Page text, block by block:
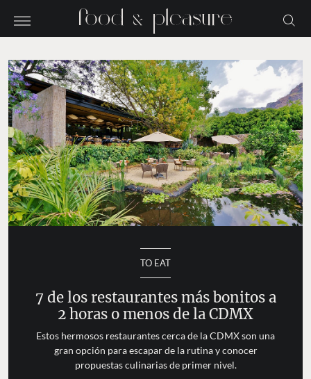
TO EAT
7 de los restaurantes más bonitos a
2 horas o menos de la CDMX
Estos hermosos restaurantes cerca de la CDMX son una
gran opción para escapar de la rutina y conocer
propuestas culinarias de primer nivel.